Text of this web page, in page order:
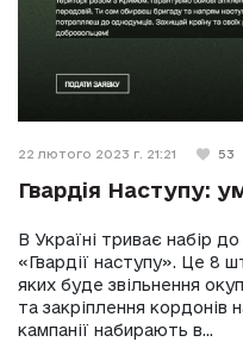
22 лютого 2023 г. 21:21 53
Гвардія Наступу:
В Україні триває набір
«Гвардії наступу». Це 8
яких буде звільнення
та закріплення кордонів
кампанії набирають в...